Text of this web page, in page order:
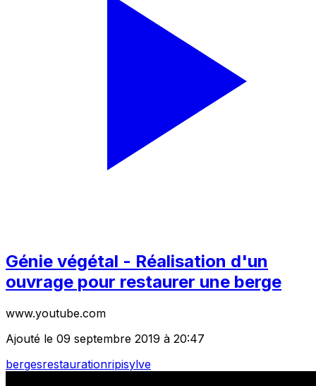
Génie végétal - Réalisation d'un
ouvrage pour restaurer une berge
www.youtube.com
Ajouté le 09 septembre 2019 à 20:47
bergesrestaurationripisylve